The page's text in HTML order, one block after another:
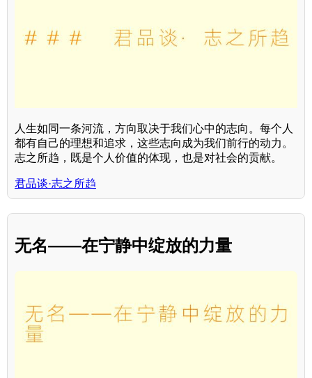
人生如同一条河流，方向取决于我们心中的志向。每个人
都有自己的理想和追求，这些志向成为我们前行的动力。
志之所趋，既是个人价值的体现，也是对社会的贡献。
君品谈·志之所趋
无名——在宁静中绽放的力量